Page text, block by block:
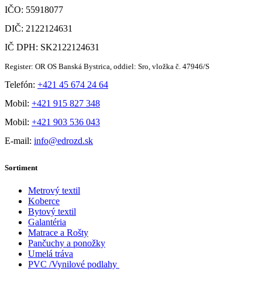
IČO: 55918077
DIČ: 2122124631
IČ DPH: SK2122124631
Register: OR OS Banská Bystrica, oddiel: Sro, vložka č. 47946/S
Telefón: +421 45 674 24 64
Mobil: +421 915 827 348
Mobil: +421 903 536 043
E-mail: info@edrozd.sk
Sortiment
Metrový textil
Koberce
Bytový textil
Galantéria
Matrace a Rošty
Pančuchy a ponožky
Umelá tráva
PVC /Vynilové podlahy